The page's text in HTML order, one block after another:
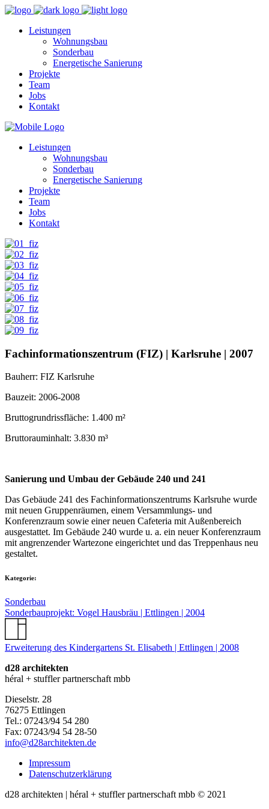
Leistungen
Wohnungsbau
Sonderbau
Energetische Sanierung
Projekte
Team
Jobs
Kontakt
Leistungen
Wohnungsbau
Sonderbau
Energetische Sanierung
Projekte
Team
Jobs
Kontakt
Fachinformationszentrum (FIZ) | Karlsruhe | 2007
Bauherr: FIZ Karlsruhe
Bauzeit: 2006-2008
Bruttogrundrissfläche: 1.400 m²
Bruttorauminhalt: 3.830 m³
Sanierung und Umbau der Gebäude 240 und 241
Das Gebäude 241 des Fachinformationszentrums Karlsruhe wurde
mit neuen Gruppenräumen, einem Versammlungs- und
Konferenzraum sowie einer neuen Cafeteria mit Außenbereich
ausgestattet. Im Gebäude 240 wurde u. a. ein neuer Konferenzraum
mit angrenzender Wartezone eingerichtet und das Treppenhaus neu
gestaltet.
Kategorie:
Sonderbau
Sonderbauprojekt: Vogel Hausbräu | Ettlingen | 2004
Erweiterung des Kindergartens St. Elisabeth | Ettlingen | 2008
d28 architekten
héral + stuffler partnerschaft mbb
Dieselstr. 28
76275 Ettlingen
Tel.: 07243/94 54 280
Fax: 07243/94 54 28-50
info@d28architekten.de
Impressum
Datenschutzerklärung
d28 architekten | héral + stuffler partnerschaft mbb © 2021